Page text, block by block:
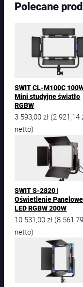
Polecane
SWIT CL-M100C
Mini studyjne światło
RGBW
3 593,00zł (2 921,14
netto)
SWIT S-2820 |
Oświetlenie Panelowe
LED RGBW 200W
10 531,00zł (8
netto)